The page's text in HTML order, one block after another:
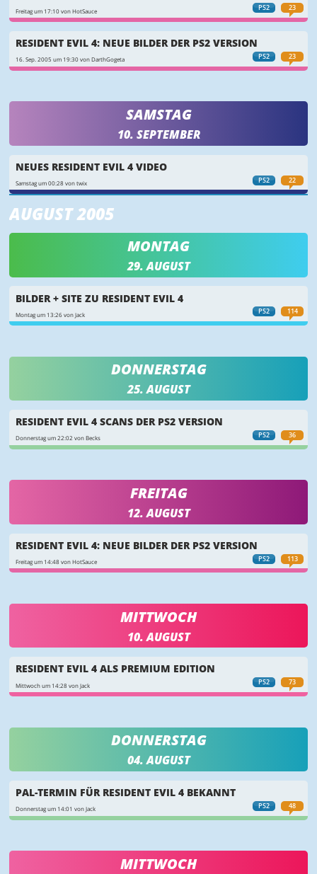
PS2 23
Freitag um 17:10 von HotSauce
PS2 23
RESIDENT EVIL 4: NEUE BILDER DER PS2 VERSION
16. Sep. 2005 um 19:30 von DarthGogeta
SAMSTAG
10. SEPTEMBER
PS2 22
NEUES RESIDENT EVIL 4 VIDEO
Samstag um 00:28 von twix
AUGUST 2005
MONTAG
29. AUGUST
PS2 114
BILDER + SITE ZU RESIDENT EVIL 4
Montag um 13:26 von Jack
DONNERSTAG
25. AUGUST
PS2 36
RESIDENT EVIL 4 SCANS DER PS2 VERSION
Donnerstag um 22:02 von Becks
FREITAG
12. AUGUST
PS2 113
RESIDENT EVIL 4: NEUE BILDER DER PS2 VERSION
Freitag um 14:48 von HotSauce
MITTWOCH
10. AUGUST
PS2 73
RESIDENT EVIL 4 ALS PREMIUM EDITION
Mittwoch um 14:28 von Jack
DONNERSTAG
04. AUGUST
PS2 48
PAL-TERMIN FÜR RESIDENT EVIL 4 BEKANNT
Donnerstag um 14:01 von Jack
MITTWOCH